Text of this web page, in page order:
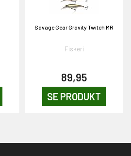
Savage Gear Gravity Twitch MR
Fiskeri
89,95
SE PRODUKT